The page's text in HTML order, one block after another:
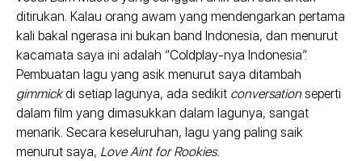
ditirukan. Kalau orang awam yang mendengarkan pertama
kali bakal ngerasa ini bukan band Indonesia, dan menurut
kacamata saya ini adalah “Coldplay-nya Indonesia”.
Pembuatan lagu yang asik menurut saya ditambah
gimmickdi setiap lagunya, ada sedikit conversationseperti
dalam film yang dimasukkan dalam lagunya, sangat
menarik. Secara keseluruhan, lagu yang paling saik
menurut saya, Love Aint for Rookies.